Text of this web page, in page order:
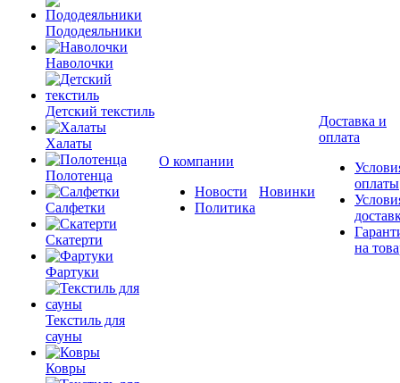
Пододеяльники
Наволочки
Детский текстиль
Халаты
Полотенца
Салфетки
Скатерти
Фартуки
Текстиль для
сауны
Ковры
О компании
Новости
Политика
Новинки
Доставка и
оплата
оплаты
на